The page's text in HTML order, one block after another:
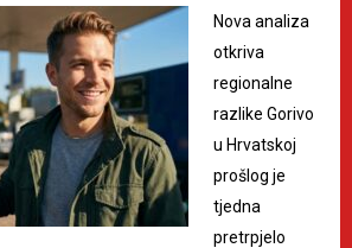
Nova analiza
otkriva
regionalne
razlike Gorivo
u Hrvatskoj
prošlog je
tjedna
pretrpjelo